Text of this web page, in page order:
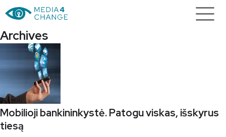
Archives
Mobilioji bankininkystė. Patogu viskas, išskyrus
tiesą